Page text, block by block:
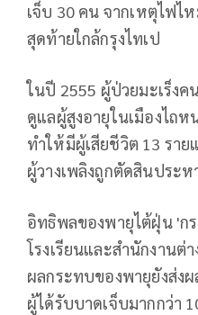
เจ็บ 30 คน จากเหตุไฟไ
สุดท้ายใกล้กรุงไทเป
ในปี 2555 ผู้ป่วยมะเร็งค
ดูแลผู้สูงอายุในเมืองไถ
ทำให้มีผู้เสียชีวิต 13 รา
ผู้วางเพลิงถูกตัดสินประห
อิทธิพลของพายุไต้ฝุ่น 'ก
โรงเรียนและสำนักงานต่
ผลกระทบของพายุยังส่ง
ผู้ได้รับบาดเจ็บมากกว่า